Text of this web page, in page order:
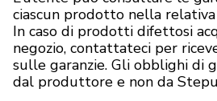
ciascun prodotto nella relativa
In caso di prodotti difettosi
negozio, contattateci per
sulle garanzie. Gli obblighi di
dal produttore e non da